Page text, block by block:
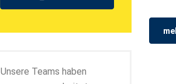
Unsere Teams haben